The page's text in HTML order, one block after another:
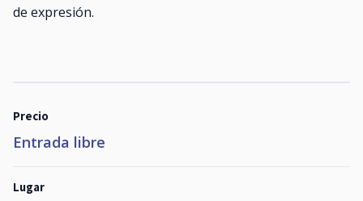
de expresión.
Precio
Entrada libre
Lugar